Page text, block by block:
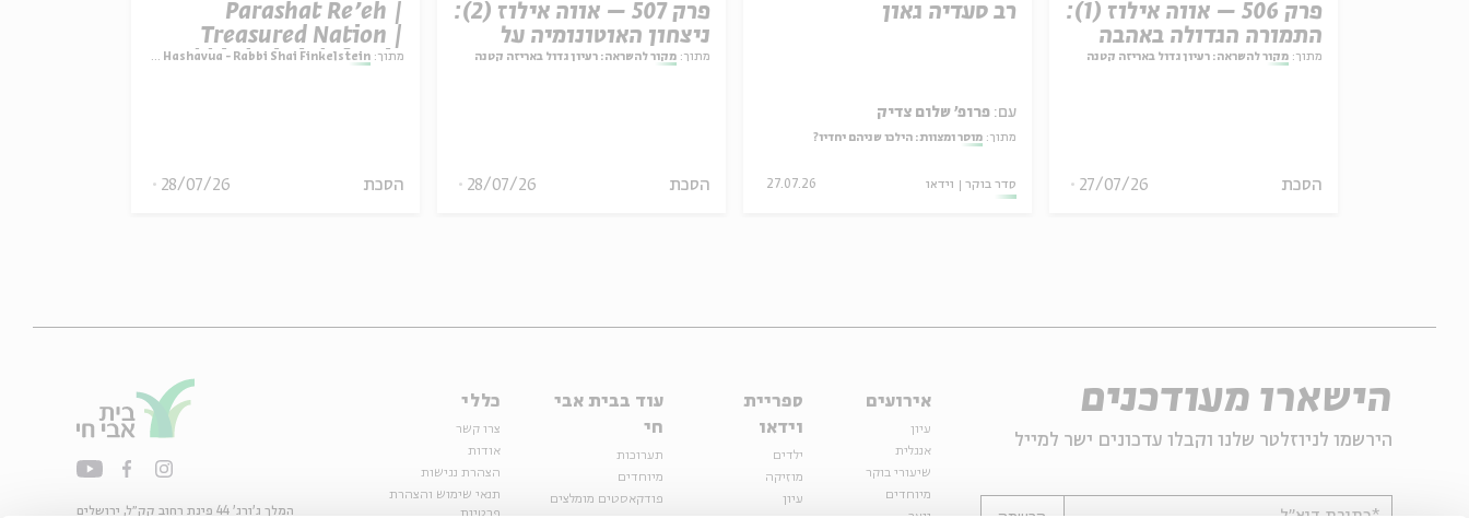
Parashat Re’eh |
Treasured Nation |
Rabbi Shai Finkelstein
מתוך: Parashat Hashavua - Rabbi Shai Finkelstein
הסכת 28/07/26
פרק 507 – אווה אילוז (2):
ניצחון האוטונומיה על
המחויבות
מתוך: מקור להשראה: רעיון גדול באריזה קטנה
הסכת 28/07/26
רב סעדיה גאון
עם: פרופ' שלום צדיק
מתוך: מוסר ומצוות: הילכו שניהם יחדיו?
סדר בוקר וידאו 27.07.26
פרק 506 – אווה אילוז (1):
התמורה הגדולה באהבה
מתוך: מקור להשראה: רעיון גדול באריזה קטנה
הסכת 27/07/26
הישארו מעודכנים
הירשמו לניוזלטר שלנו וקבלו עדכונים ישר למייל
אירועים
עיון
אנגלית
שיעורי בוקר
מיוחדים
ספריית
וידאו
ילדים
מוזיקה
עיון
עוד בבית אבי
חי
תערוכות
מיוחדים
פודקאסטים מומלצים
כללי
צרו קשר
אודות
הצהרת נגישות
תנאי שימוש והצהרת
פרטיות
המלך ג'ורג' 44 פינת רחוב קק״ל, ירושלים